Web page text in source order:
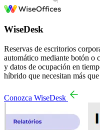
WiseDesk
Reservas de escritorios
automático mediante botón o
y datos de ocupación en
híbrido que necesitan más
Conozca WiseDesk